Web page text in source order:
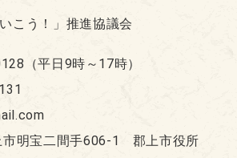
こう！」推進協議会
（平日9時～17時）
市明宝二間手606-1 郡上市役所